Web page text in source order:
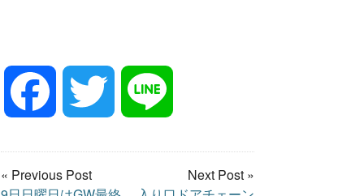
« Previous Post
Next Post »